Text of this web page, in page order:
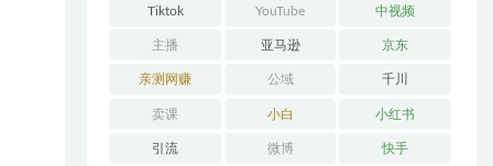
Tiktok YouTube 中视频
主播 亚马逊 京东
亲测网赚 公域 千川
卖课 小白 小红书
引流 微博 快手